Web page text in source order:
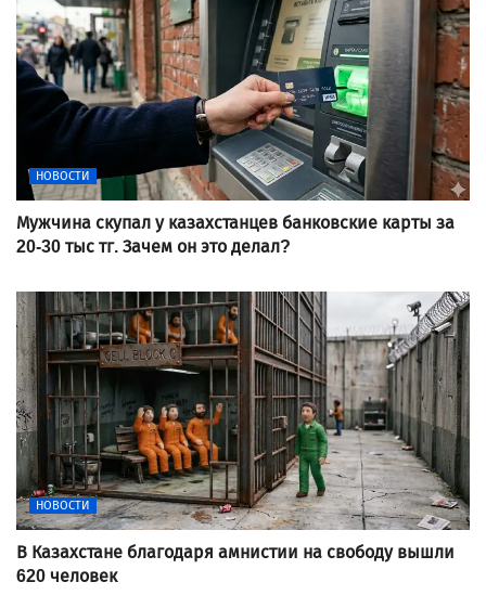
НОВОСТИ
Мужчина скупал у казахстанцев банковские карты за
20-30 тыс тг. Зачем он это делал?
НОВОСТИ
В Казахстане благодаря амнистии на свободу вышли
620 человек